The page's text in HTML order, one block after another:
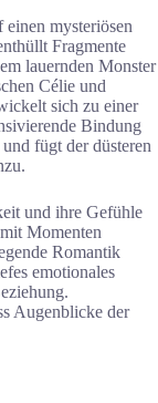
mysteriösen
Fragmente
lauernden Monster
Célie und
sich zu einer
Bindung
fügt der düsteren
und ihre Gefühle
Momenten
Romantik
emotionales
Augenblicke der